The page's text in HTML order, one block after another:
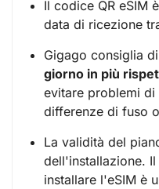
Il codice QR eSIM
data di ricezione
Gigago consiglia
giorno in più
evitare problemi
differenze di fuso
La validità del
dell'installazione.
installare l'eSIM è